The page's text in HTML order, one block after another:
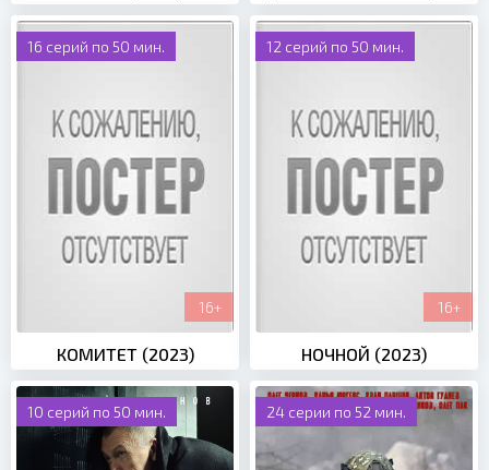
16 серий по 50 мин.
16+
КОМИТЕТ (2023)
12 серий по 50 мин.
16+
НОЧНОЙ (2023)
10 серий по 50 мин. 24 серии по 52 мин.